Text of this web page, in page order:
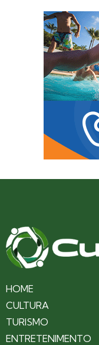
HOME
CULTURA
TURISMO
ENTRETENIMENTO